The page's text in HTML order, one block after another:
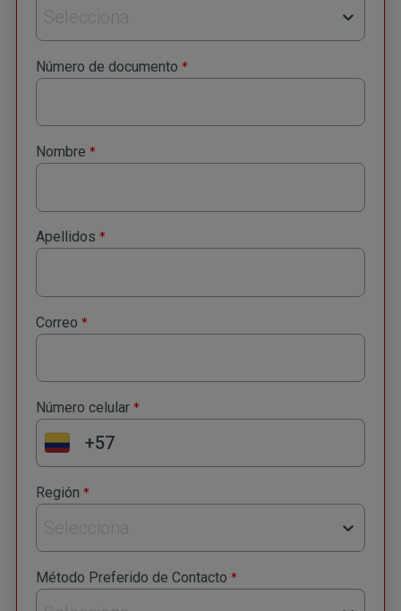
Suscríbete a nuestro
Newsletter
Recibe lo más reciente en tu correo
Nombre *
Apellido *
Selecciona
Número de documento *
Nombre *
Apellidos *
Correo *
Número celular *
Región *
Selecciona
Método Preferido de Contacto *